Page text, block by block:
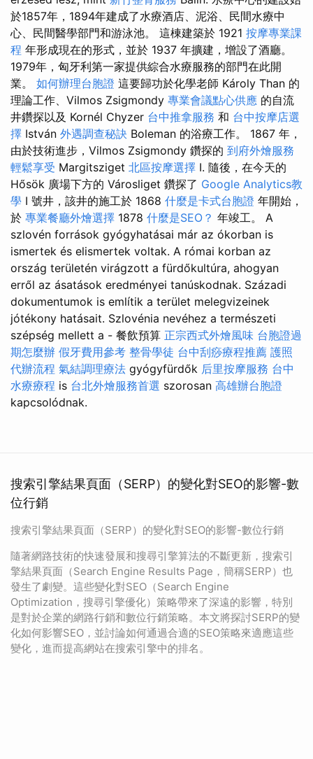
於1857年，1894年建成了水療酒店、泥浴、民間水療中
心、民間醫學部門和游泳池。 這棟建築於 1921 按摩專業課
程 年形成現在的形式，並於 1937 年擴建，增設了酒廳。
1979年，匈牙利第一家提供綜合水療服務的部門在此開
業。 如何辦理台胞證 這要歸功於化學老師 Károly Than 的
理論工作、Vilmos Zsigmondy 專業會議點心供應 的自流
井鑽探以及 Kornél Chyzer 台中推拿服務 和 台中按摩店選
擇 István 外遇調查秘訣 Boleman 的浴療工作。 1867 年，
由於技術進步，Vilmos Zsigmondy 鑽探的 到府外燴服務
輕鬆享受 Margitsziget 北區按摩選擇 I. 隨後，在今天的
Hősök 廣場下方的 Városliget 鑽探了 Google Analytics教
學 I 號井，該井的施工於 1868 什麼是卡式台胞證 年開始，
於 專業餐廳外燴選擇 1878 什麼是SEO？ 年竣工。 A
szlovén források gyógyhatásai már az ókorban is
ismertek és elismertek voltak. A római korban az
ország területén virágzott a fürdőkultúra, ahogyan
erről az ásatások eredményei tanúskodnak. Századi
dokumentumok is említik a terület melegvizeinek
jótékony hatásait. Szlovénia nevéhez a természeti
szépség mellett a - 餐飲預算 正宗西式外燴風味 台胞證過
期怎麼辦 假牙費用參考 整骨學徒 台中刮痧療程推薦 護照
代辦流程 氣結調理療法 gyógyfürdők 后里按摩服務 台中
水療療程 is 台北外燴服務首選 szorosan 高雄辦台胞證
kapcsolódnak.
搜索引擎結果頁面（SERP）的變化對SEO的影響-數
位行銷
搜索引擎結果頁面（SERP）的變化對SEO的影響-數位行銷
隨著網路技術的快速發展和搜尋引擎算法的不斷更新，搜索引
擎結果頁面（Search Engine Results Page，簡稱SERP）也
發生了劇變。這些變化對SEO（Search Engine
Optimization，搜尋引擎優化）策略帶來了深遠的影響，特別
是對於企業的網路行銷和數位行銷策略。本文將探討SERP的變
化如何影響SEO，並討論如何通過合適的SEO策略來適應這些
變化，進而提高網站在搜索引擎中的排名。